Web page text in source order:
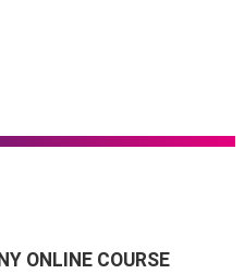
ONLINE COURSE